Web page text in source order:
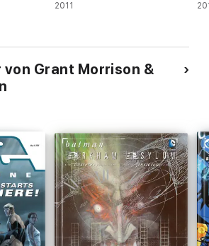
2011
von Grant Morrison &